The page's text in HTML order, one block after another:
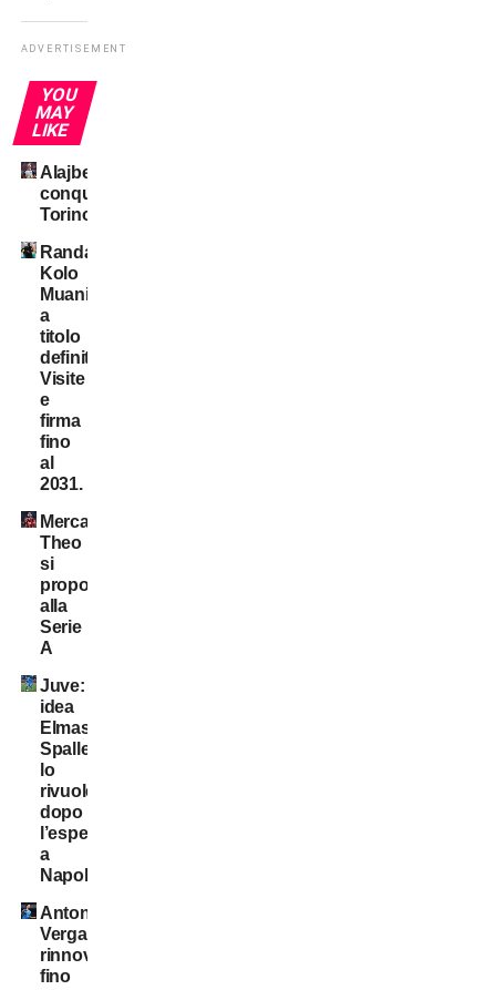
ADVERTISEMENT
YOU
MAY
LIKE
Alajbegovic
conquista
Torino
Randal
Kolo
Muani:
a
titolo
definitivo!
Visite
e
firma
fino
al
2031.
Mercato:
Theo
si
propone
alla
Serie
A
Juve:
idea
Elmas.
Spalletti
lo
rivuole
dopo
l’esperienza
a
Napoli
Antonio
Vergara,
rinnovo
fino